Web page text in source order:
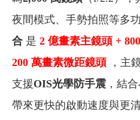
夜間模式、手勢拍照等多
合 是 2 億畫素主鏡頭 +
200 萬畫素微距鏡頭 ，主
支援OIS光學防手震 ，結
帶來更快的啟動速度與更